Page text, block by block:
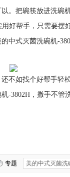
。把碗筷放进洗碗
好帮手，只需要摆
中式灭菌洗碗机-
如找个好帮手轻
-3802H，撒手不管
专题